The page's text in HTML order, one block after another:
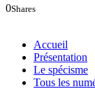
0Shares
Accueil
Présentation
Le spécisme
Tous les